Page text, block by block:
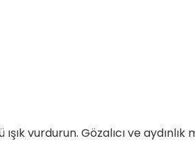
vurdurun. Gözalıcı ve aydınlık